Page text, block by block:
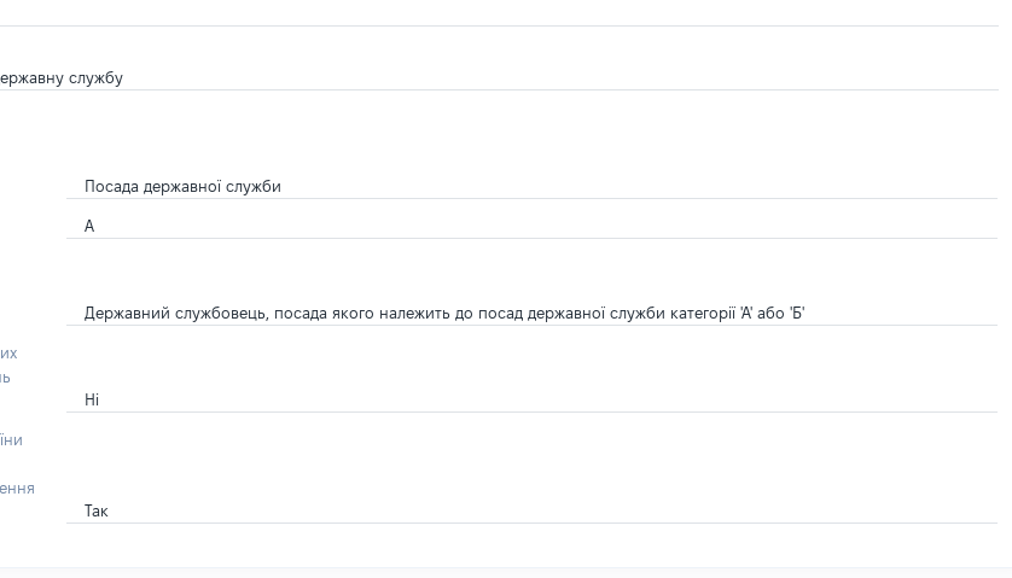
службу
Посада державної служби
А
Державний службовець, посада якого належить до посад державної служби категорії 'А' або 'Б'
Ні
Так